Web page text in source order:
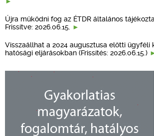
Újra működni fog az ÉTDR általános
Frissítve: 2026.06.15.
Visszaállhat a 2024 augusztusa előtti ügyféli
hatósági eljárásokban (Frissítés: 2026.06.15.)